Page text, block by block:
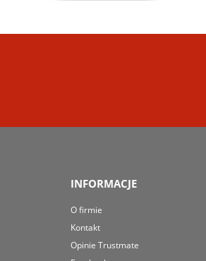
INFORMACJE
O firmie
Kontakt
Opinie Trustmate